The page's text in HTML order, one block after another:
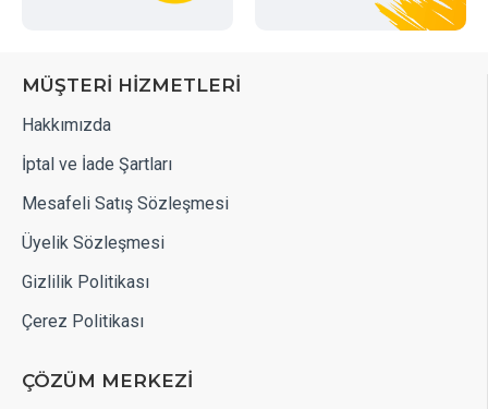
MÜŞTERİ HİZMETLERİ
Hakkımızda
İptal ve İade Şartları
Mesafeli Satış Sözleşmesi
Üyelik Sözleşmesi
Gizlilik Politikası
Çerez Politikası
ÇÖZÜM MERKEZİ